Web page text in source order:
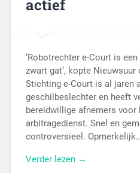
actief
‘Robotrechter e-Court is
zwart gat’, kopte
Stichting e-Court is al jaren
geschilbeslechter en heeft
bereidwillige afnemers voor
arbitragedienst. Snel en
controversieel.
Verder lezen →